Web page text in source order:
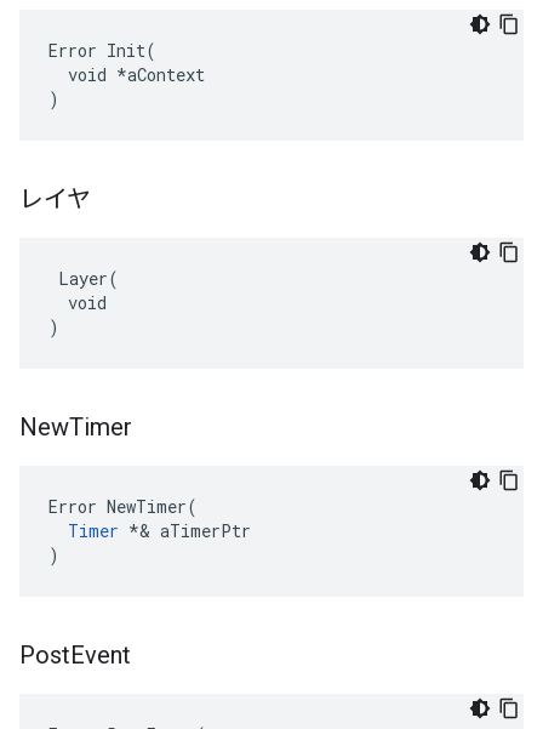
Error Init(
  void *aContext
)
レイヤ
Layer(
  void
)
NewTimer
Error NewTimer(
Timer *& aTimerPtr
)
PostEvent